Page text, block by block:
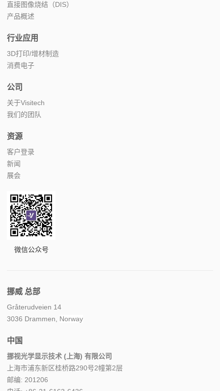
直接图像烧结（DIS）
产品概述
行业应用
3D打印/增材制造
消费电子
公司
关于Visitech
我们的团队
资源
客户登录
新闻
展会
微信公众号
挪威 总部
Gråterudveien 14
3036 Drammen, Norway
中国
挪视光学显示技术 (上海) 有限公司
上海市浦东新区桂桥路290号2幢第2层
邮编: 201206